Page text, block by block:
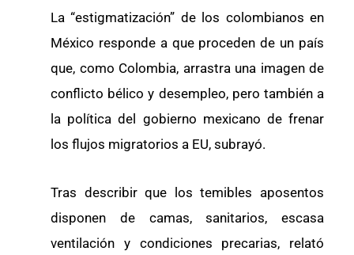
La “estigmatización” de los colombianos en
México responde a que proceden de un país
que, como Colombia, arrastra una imagen de
conflicto bélico y desempleo, pero también a
la política del gobierno mexicano de frenar
los flujos migratorios a EU, subrayó.
Tras describir que los temibles aposentos
disponen de camas, sanitarios, escasa
ventilación y condiciones precarias, relató